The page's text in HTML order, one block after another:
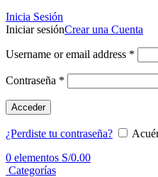
Inicia Sesión
Iniciar sesiónCrear una Cuenta
Username or email address *
Contraseña *
Acceder
¿Perdiste tu contraseña?
0 elementos S/0.00
Categorías